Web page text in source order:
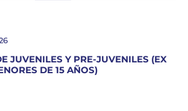
JUVENILES Y PRE-JUVENILES (EX
DE 15 AÑOS)